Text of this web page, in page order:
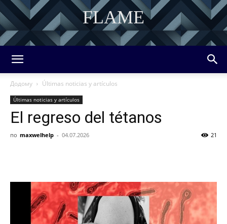
FLAME
DISCOVER THE ART OF PUBLISHING
Додому Últimas noticias y artículos
Últimas noticias y artículos
El regreso del tétanos
по maxwelhelp - 04.07.2026 21